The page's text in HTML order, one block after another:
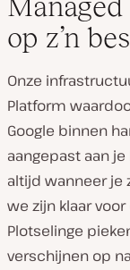
op z’n
Onze
Platform
Google binnen
aangepast aan
altijd wanneer je
we zijn klaar
Plotselinge
verschijnen op